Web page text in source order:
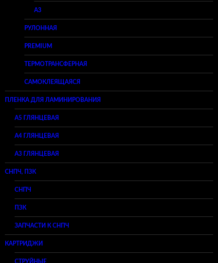
A3
РУЛОННАЯ
PREMIUM
ТЕРМОТРАНСФЕРНАЯ
САМОКЛЕЯЩАЯСЯ
ПЛЕНКА ДЛЯ ЛАМИНИРОВАНИЯ
A5 ГЛЯНЦЕВАЯ
А4 ГЛЯНЦЕВАЯ
A3 ГЛЯНЦЕВАЯ
СНПЧ, ПЗК
СНПЧ
ПЗК
ЗАПЧАСТИ К СНПЧ
КАРТРИДЖИ
СТРУЙНЫЕ